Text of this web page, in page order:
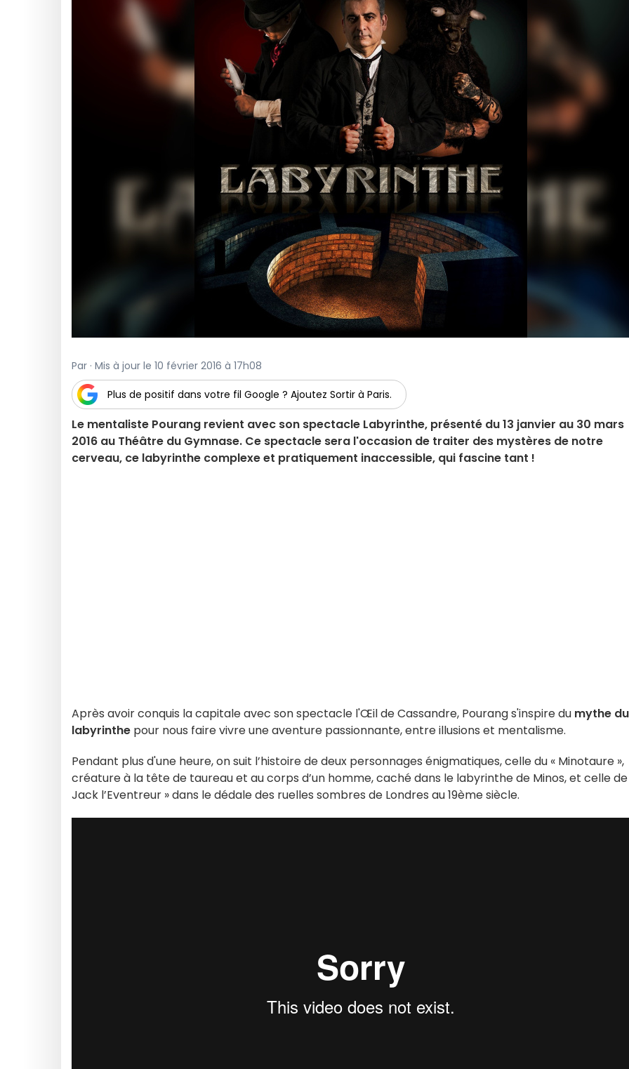
Par · Mis à jour le 10 février 2016 à 17h08
Plus de positif dans votre fil Google ? Ajoutez Sortir à Paris.
Le mentaliste Pourang revient avec son spectacle Labyrinthe, présenté du 13 janvier au 30 mars
2016 au Théâtre du Gymnase. Ce spectacle sera l'occasion de traiter des mystères de notre
cerveau, ce labyrinthe complexe et pratiquement inaccessible, qui fascine tant !
Après avoir conquis la capitale avec son spectacle l'Œil de Cassandre, Pourang s'inspire du mythe du
labyrinthe pour nous faire vivre une aventure passionnante, entre illusions et mentalisme.
Pendant plus d'une heure, on suit l’histoire de deux personnages énigmatiques, celle du « Minotaure »,
créature à la tête de taureau et au corps d’un homme, caché dans le labyrinthe de Minos, et celle de
Jack l’Eventreur » dans le dédale des ruelles sombres de Londres au 19ème siècle.